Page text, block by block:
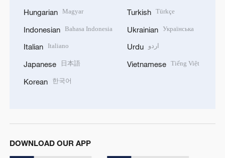
Hungarian Magyar
Indonesian Bahasa Indonesia
Italian Italiano
Japanese 日本語
Korean 한국어
Turkish Türkçe
Ukrainian Українська
Urdu اردو
Vietnamese Tiếng Việt
DOWNLOAD OUR APP